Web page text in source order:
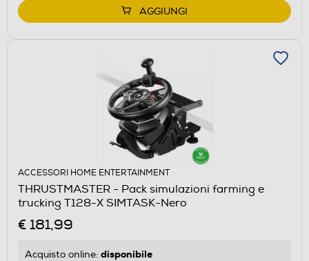
AGGIUNGI
ACCESSORI HOME ENTERTAINMENT
THRUSTMASTER - Pack simulazioni farming e
trucking T128-X SIMTASK-Nero
€ 181,99
Acquisto online: disponibile